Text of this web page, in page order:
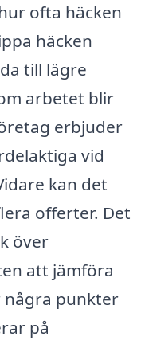
ofta häcken
häcken
till lägre
arbetet blir
erbjuder
vid
kan det
offerter. Det
över
att jämföra
några punkter
på